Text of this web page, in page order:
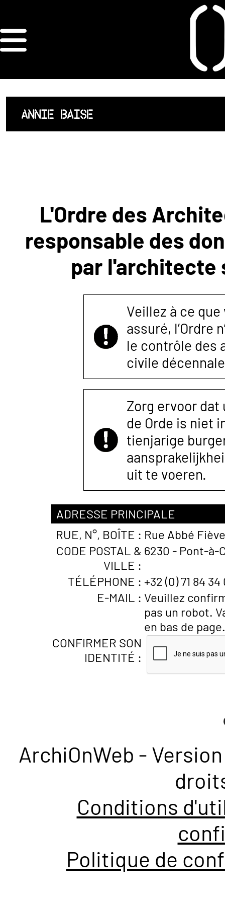
ORDRE DES
ARCHITECTES
ACCUEIL
LISTE DES
ANNEXE 4 CODT
CONTACTER
ANNIE BAISE
L'Ordre des
responsable des
par l'architecte
Veillez à ce
assuré, l’Ordre
le contrôle des
civile
Zorg ervoor
de Orde is niet
tienjarige
uit te voeren.
ADRESSE PRINCIPALE
RUE, N°, BOÎTE : Rue Abbé
CODE POSTAL &
VILLE :
6230 - Pont-à-
TÉLÉPHONE : +32 (0) 71 84 34
E-MAIL : Veuillez
pas un robot.
en bas de page.
CONFIRMER SON
IDENTITÉ :
ArchiOnWeb -
Conditions
Politique de